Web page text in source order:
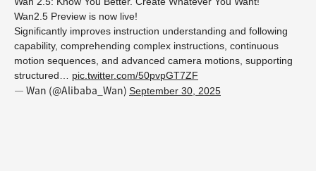
Wan2.5 Preview is now live!
Significantly improves instruction understanding and following
capability, comprehending complex instructions, continuous
motion sequences, and advanced camera motions, supporting
structured… pic.twitter.com/50pvpGT7ZF
— Wan (@Alibaba_Wan) September 30, 2025